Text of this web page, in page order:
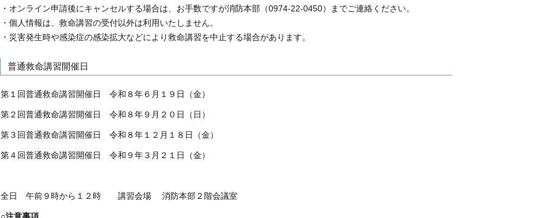
・オンライン申請後にキャンセルする場合は、お手数ですが消防本部（0974-22-0450）までご連絡ください。
・個人情報は、救命講習の受付以外は利用いたしません。
・災害発生時や感染症の感染拡大などにより救命講習を中止する場合があります。
普通救命講習開催日
第１回普通救命講習開催日 令和８年６月１９日（金）
第２回普通救命講習開催日 令和８年９月２０日（日）
第３回普通救命講習開催日 令和８年１２月１８日（金）
第４回普通救命講習開催日 令和９年３月２１日（金）
全日 午前９時から１２時 講習会場 消防本部２階会議室